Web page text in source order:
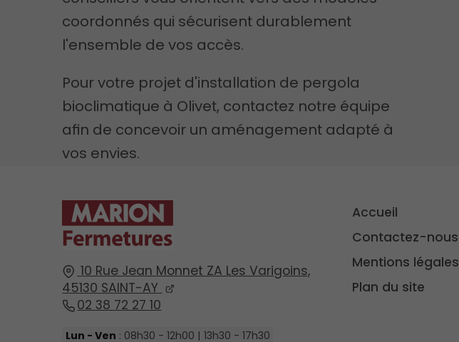
coordonnés qui sécurisent durablement
l'ensemble de vos accès.
Pour votre projet d'installation de pergola
bioclimatique à Olivet, contactez notre équipe
afin de concevoir un aménagement adapté à
vos envies.
10 Rue Jean Monnet ZA Les Varigoins,
45130 SAINT-AY
02 38 72 27 10
Lun - Ven : 08h30 - 12h00 | 13h30 - 17h30
Accueil
Contactez-nous
Mentions légales
Plan du site